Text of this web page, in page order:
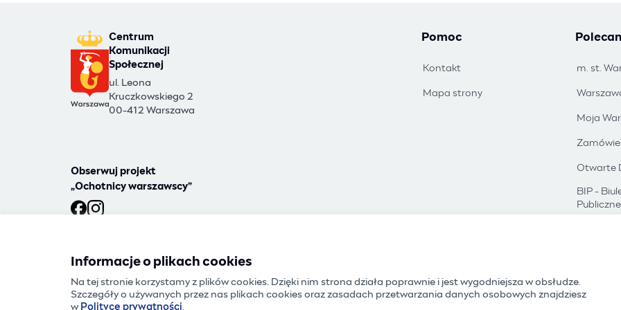
Informacje o plikach cookies
Na tej stronie korzystamy z plików cookies. Dzięki nim strona działa poprawnie i jest wygodniejsza w obsłudze.
Szczegóły o używanych przez nas plikach cookies oraz zasadach przetwarzania danych osobowych znajdziesz
w Polityce prywatności
Centrum
Komunikacji
Społecznej
ul. Leona
Kruczkowskiego 2
00-412 Warszawa
Obserwuj projekt
„Ochotnicy warszawscy”
Pomoc
Kontakt
Mapa strony
m. st.
Moja
Otwarte
BIP -